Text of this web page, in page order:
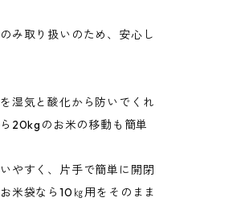
み取り扱いのため、安心し
湿気と酸化から防いでくれ
20kgのお米の移動も簡単
やすく、片手で簡単に開閉
米袋なら10㎏用をそのまま